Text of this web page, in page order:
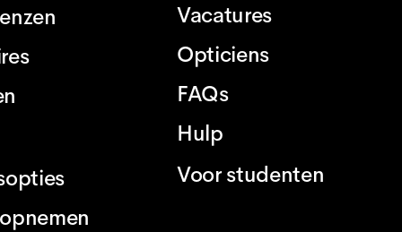
Vacatures
Opticiens
FAQs
Hulp
Voor studenten